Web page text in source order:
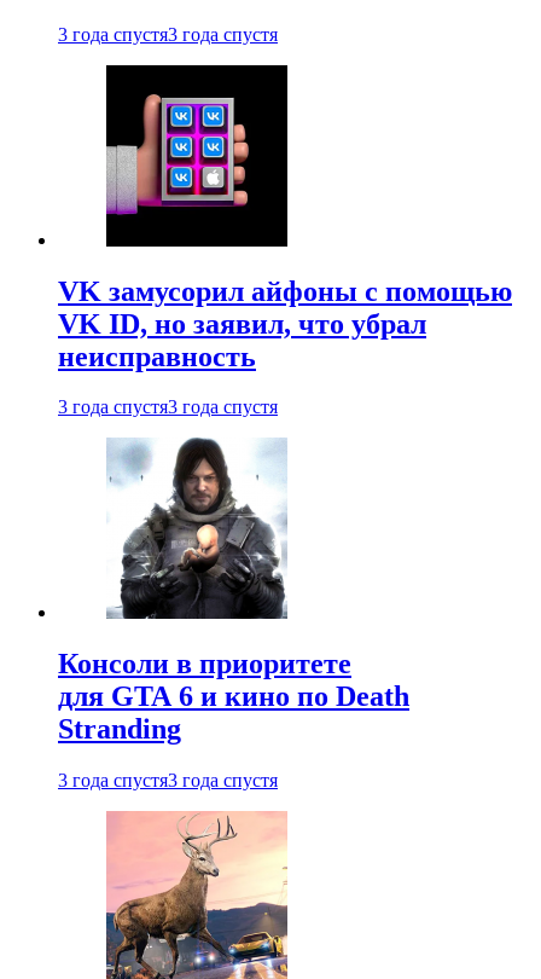
3 года спустя3 года спустя
VK замусорил айфоны с помощью
VK ID, но заявил, что убрал
неисправность
3 года спустя3 года спустя
Консоли в приоритете
для GTA 6 и кино по Death
Stranding
3 года спустя3 года спустя